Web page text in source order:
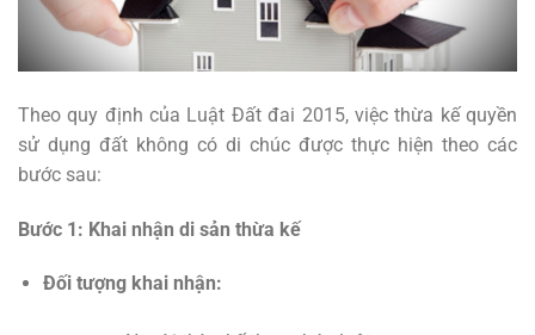
Theo quy định của Luật Đất đai 2015, việc thừa kế quyền
sử dụng đất không có di chúc được thực hiện theo các
bước sau:
Bước 1: Khai nhận di sản thừa kế
Đối tượng khai nhận: